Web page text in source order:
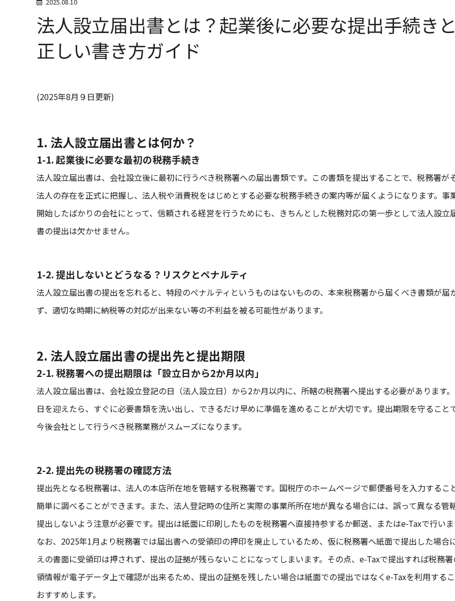
2025.08.10
法人設立届出書とは？起業後に必要な提出手続きと
正しい書き方ガイド
(2025年8月９日更新)
1. 法人設立届出書とは何か？
1-1. 起業後に必要な最初の税務手続き
法人設立届出書は、会社設立後に最初に行うべき税務署への届出書類です。この書類を提出することで、税務署が
法人の存在を正式に把握し、法人税や消費税をはじめとする必要な税務手続きの案内等が届くようになります。事
開始したばかりの会社にとって、信頼される経営を行うためにも、きちんとした税務対応の第一歩として法人設立
書の提出は欠かせません。
1-2. 提出しないとどうなる？リスクとペナルティ
法人設立届出書の提出を忘れると、特段のぺナルティというものはないものの、本来税務署から届くべき書類が届
ず、適切な時期に納税等の対応が出来ない等の不利益を被る可能性があります。
2. 法人設立届出書の提出先と提出期限
2-1. 税務署への提出期限は「設立日から2か月以内」
法人設立届出書は、会社設立登記の日（法人設立日）から2か月以内に、所轄の税務署へ提出する必要があります
日を迎えたら、すぐに必要書類を洗い出し、できるだけ早めに準備を進めることが大切です。提出期限を守ることで
今後会社として行うべき税務業務がスムーズになります。
2-2. 提出先の税務署の確認方法
提出先となる税務署は、法人の本店所在地を管轄する税務署です。国税庁のホームページで郵便番号を入力するこ
簡単に調べることができます。また、法人登記時の住所と実際の事業所所在地が異なる場合には、誤って異なる管
提出しないよう注意が必要です。提出は紙面に印刷したものを税務署へ直接持参するか郵送、またはe-Taxで行いま
なお、2025年1月より税務署では届出書への受領印の押印を廃止しているため、仮に税務署へ紙面で提出した場合
えの書面に受領印は押されず、提出の証拠が残らないことになってしまいます。その点、e-Taxで提出すれば税務署
領情報が電子データ上で確認が出来るため、提出の証拠を残したい場合は紙面での提出ではなくe-Taxを利用する
おすすめします。